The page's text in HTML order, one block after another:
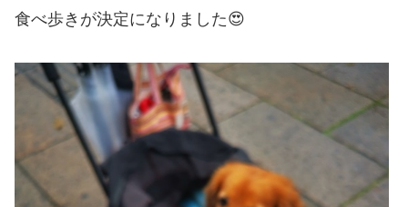
食べ歩きが決定になりました😍